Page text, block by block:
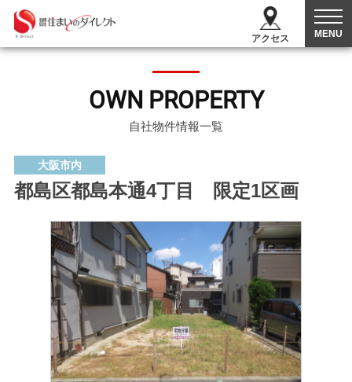
アクセス MENU
OWN PROPERTY
自社物件情報一覧
大阪市内
都島区都島本通4丁目 限定1区画